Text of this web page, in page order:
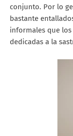
conjunto. Por lo
bastante
informales que
dedicadas a la